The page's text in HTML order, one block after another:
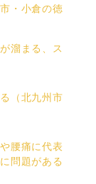
・小倉の徳
溜まる、ス
（北九州市
腰痛に代表
問題がある